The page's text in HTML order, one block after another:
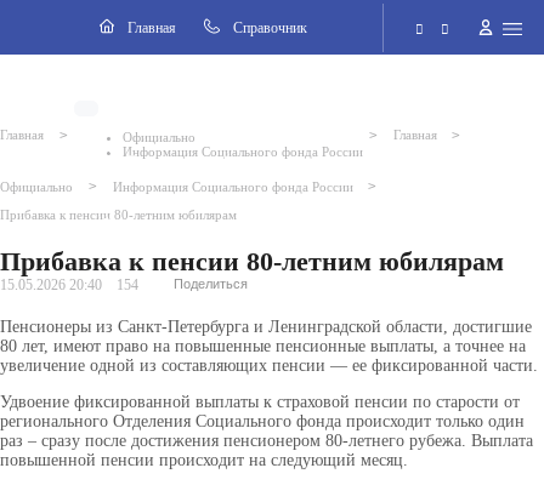
Главная Cправочник
Версия для слабовидящих
Поиск по сайту
Главная >
Официально
Информация Социального фонда России
> Главная >
Официально > Информация Социального фонда России >
Прибавка к пенсии 80-летним юбилярам
Прибавка к пенсии 80-летним юбилярам
15.05.2026 20:40 154 Поделиться
Пенсионеры из Санкт-Петербурга и Ленинградской области, достигшие
80 лет, имеют право на повышенные пенсионные выплаты, а точнее на
увеличение одной из составляющих пенсии — ее фиксированной части.
Удвоение фиксированной выплаты к страховой пенсии по старости от
регионального Отделения Социального фонда происходит только один
раз – сразу после достижения пенсионером 80-летнего рубежа. Выплата
повышенной пенсии происходит на следующий месяц.